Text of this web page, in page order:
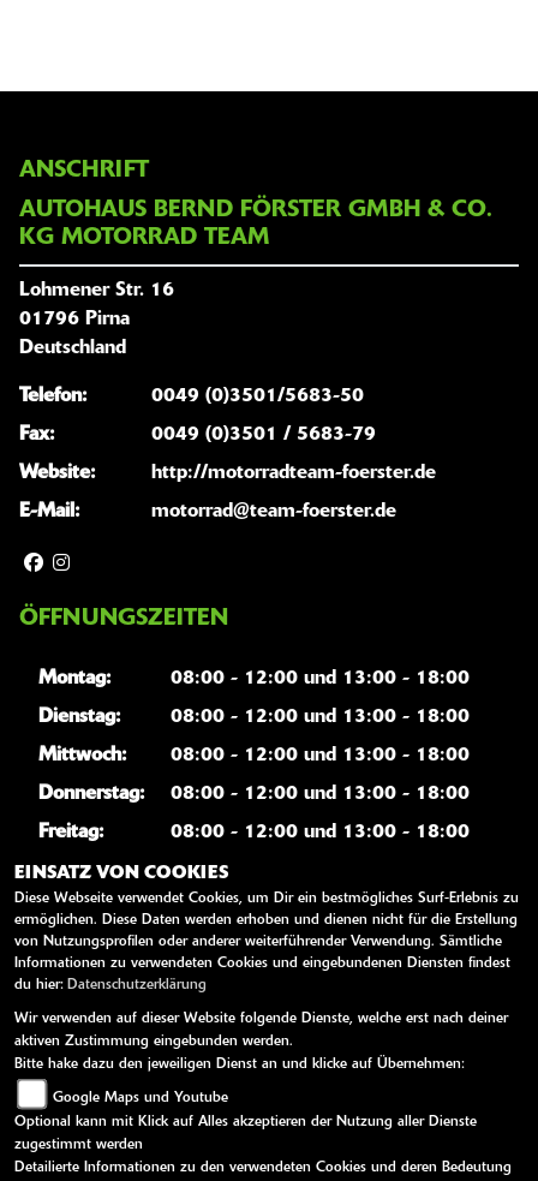
ANSCHRIFT
AUTOHAUS BERND FÖRSTER GMBH & CO.
KG MOTORRAD TEAM
Lohmener Str. 16
01796 Pirna
Deutschland
Telefon:
0049 (0)3501/5683-50
Fax:
0049 (0)3501 / 5683-79
Website:
http://motorradteam-foerster.de
E-Mail:
motorrad@team-foerster.de
ÖFFNUNGSZEITEN
Montag:
08:00 - 12:00 und 13:00 - 18:00
Dienstag:
08:00 - 12:00 und 13:00 - 18:00
Mittwoch:
08:00 - 12:00 und 13:00 - 18:00
Donnerstag:
08:00 - 12:00 und 13:00 - 18:00
Freitag:
08:00 - 12:00 und 13:00 - 18:00
Samstag:
09:00 - 12:00
Sonntag:
geschlossen
WEITERE LINKS
Kawasaki News
Kawasaki Handbücher
Kawasaki Bekleidung
Kawasaki Merchandise
EINSATZ VON COOKIES
Diese Webseite verwendet Cookies, um Dir ein bestmögliches Surf-Erlebnis zu
ermöglichen. Diese Daten werden erhoben und dienen nicht für die Erstellung
von Nutzungsprofilen oder anderer weiterführender Verwendung. Sämtliche
Informationen zu verwendeten Cookies und eingebundenen Diensten findest
du hier: Datenschutzerklärung
Wir verwenden auf dieser Website folgende Dienste, welche erst nach deiner
aktiven Zustimmung eingebunden werden.
Bitte hake dazu den jeweiligen Dienst an und klicke auf Übernehmen:
Google Maps und Youtube
Optional kann mit Klick auf Alles akzeptieren der Nutzung aller Dienste
zugestimmt werden
Detailierte Informationen zu den verwendeten Cookies und deren Bedeutung